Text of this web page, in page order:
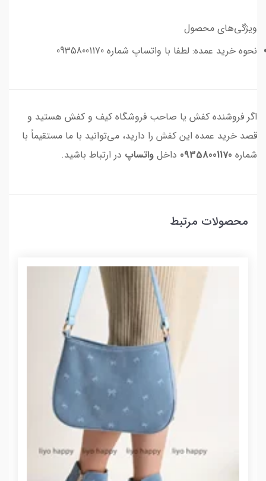
ویژگی‌های محصول
نحوه خرید عمده: لطفا با واتساپ شماره 09358001170
اگر فروشنده کفش یا صاحب فروشگاه کیف و کفش هستید و
قصد خرید عمده این کفش را دارید، می‌توانید با ما مستقیماً با
شماره 09358001170 داخل واتساپ در ارتباط باشید.
محصولات مرتبط